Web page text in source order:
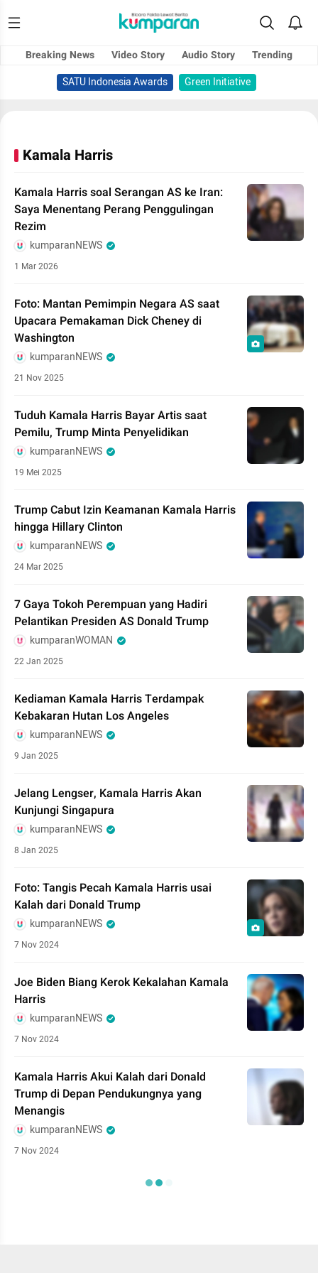
Breaking News Video Story Audio Story
Trending
SATU Indonesia Awards
Green Initiative
Kamala Harris
Kamala Harris soal Serangan AS ke Iran:
Saya Menentang Perang Penggulingan
Rezim
kumparanNEWS
1 Mar 2026
Foto: Mantan Pemimpin Negara AS saat
Upacara Pemakaman Dick Cheney di
Washington
kumparanNEWS
21 Nov 2025
Tuduh Kamala Harris Bayar Artis saat
Pemilu, Trump Minta Penyelidikan
kumparanNEWS
19 Mei 2025
Trump Cabut Izin Keamanan Kamala Harris
hingga Hillary Clinton
kumparanNEWS
24 Mar 2025
7 Gaya Tokoh Perempuan yang Hadiri
Pelantikan Presiden AS Donald Trump
kumparanWOMAN
22 Jan 2025
Kediaman Kamala Harris Terdampak
Kebakaran Hutan Los Angeles
kumparanNEWS
9 Jan 2025
Jelang Lengser, Kamala Harris Akan
Kunjungi Singapura
kumparanNEWS
8 Jan 2025
Foto: Tangis Pecah Kamala Harris usai
Kalah dari Donald Trump
kumparanNEWS
7 Nov 2024
Joe Biden Biang Kerok Kekalahan Kamala
Harris
kumparanNEWS
7 Nov 2024
Kamala Harris Akui Kalah dari Donald
Trump di Depan Pendukungnya yang
Menangis
kumparanNEWS
7 Nov 2024